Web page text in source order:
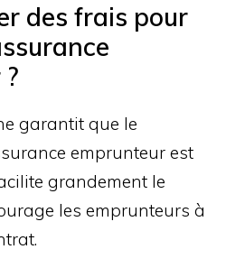
des frais pour
garantit que le
emprunteur est
grandement le
les emprunteurs à